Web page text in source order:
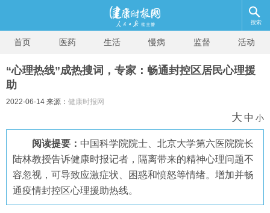
搜索
首页 医药 生活 慢病 监督 活动
“心理热线”成热搜词，专家：畅通封控区居民心理援
助
2022-06-14 来源： 健康时报网
大 中 小
阅读提要： 中国科学院院士、北京大学第六医院院长
陆林教授告诉健康时报记者，隔离带来的精神心理问题不
容忽视，可导致应激症状、困惑和愤怒等情绪。增加并畅
通疫情封控区心理援助热线。